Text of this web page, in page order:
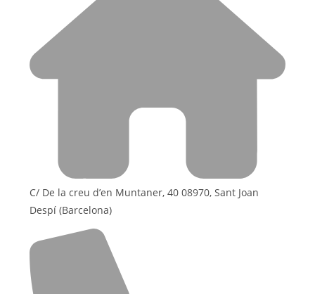
C/ De la creu d’en Muntaner, 40 08970, Sant Joan
Despí (Barcelona)